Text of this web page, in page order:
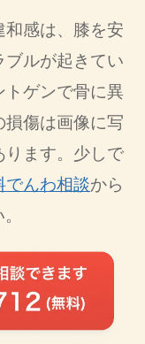
和感は、膝を安
ルが起きてい
トゲンで骨に異
傷は画像に写
ります。少しで
でんわ相談から